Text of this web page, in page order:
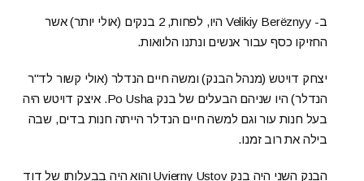
ב- Velikiy Berëznyy היו, לפחות, 2 בנקים (אולי יותר) אשר
החזיקו כסף עבור אנשים ונתנו הלוואות.
יצחק דויטש (מנהל הבנק) ומשה חיים הנדלר (אולי קשור לד"ר
הנדלר) היו שניהם הבעלים של בנק Po Usha. איצק דויטש היה
בעל חנות עור וגם למשה חיים הנדלר הייתה חנות בדים, שבה
בילה את רוב זמנו.
הבנק השני היה בנק Uvierny Ustov והוא היה בבעלותו של דוד